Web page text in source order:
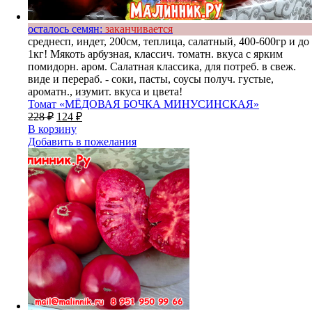
осталось семян: заканчивается
среднесп, индет, 200см, теплица, салатный, 400-600гр и до
1кг! Мякоть арбузная, классич. томатн. вкуса с ярким
помидорн. аром. Салатная классика, для потреб. в свеж.
виде и перераб. - соки, пасты, соусы получ. густые,
ароматн., изумит. вкуса и цвета!
Томат «МЁДОВАЯ БОЧКА МИНУСИНСКАЯ»
228₽ 124 ₽
В корзину
Добавить в пожелания